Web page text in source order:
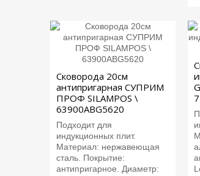
Сковорода 20см
антипригарная СУПРИМ
ПРОФ SILAMPOS \
63900ABG5620
Подходит для
индукционных плит.
Материал: нержавеющая
сталь. Покрытие:
антипригарное. Диаметр: